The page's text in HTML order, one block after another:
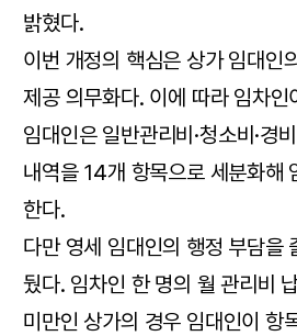
밝혔다.
이번 개정의 핵심은 상가 임대인
제공 의무화다. 이에 따라 임차인
임대인은 일반관리비·청소비·경
내역을 14개 항목으로 세분화해
한다.
다만 영세 임대인의 행정 부담을
뒀다. 임차인 한 명의 월 관리비
미만인 상가의 경우 임대인이 항